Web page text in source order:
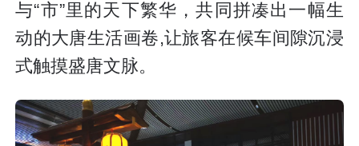
与“市”里的天下繁华，共同拼凑出一幅生
动的大唐生活画卷,让旅客在候车间隙沉浸
式触摸盛唐文脉。